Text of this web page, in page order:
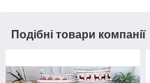
Подібні товари компанії